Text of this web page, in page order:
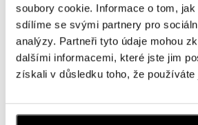
soubory cookie. Informace o tom,
sdílíme se svými partnery pro
analýzy. Partneři tyto údaje mohou
dalšími informacemi, které jste jim
získali v důsledku toho, že používáte
Náušnice a achátem s diamanty
Fairy Land